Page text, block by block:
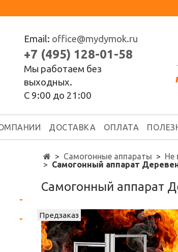
Email: office@mydymok.ru
+7 (495) 128-01-58
Мы работаем без
выходных.
С 9:00 до 21:00
ДОСТАВКА ОПЛАТА
Самогонные аппараты
Не
Самогонный аппарат
Самогонный аппарат
Предзаказ